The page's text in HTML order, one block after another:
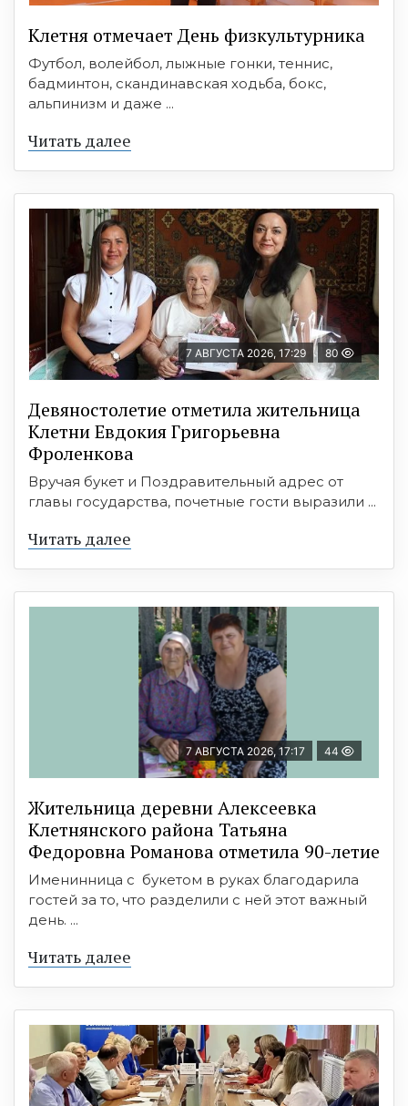
Клетня отмечает День физкультурника
Футбол, волейбол, лыжные гонки, теннис,
бадминтон, скандинавская ходьба, бокс,
альпинизм и даже ...
Читать далее
7 АВГУСТА 2026, 17:29 80
Девяностолетие отметила жительница
Клетни Евдокия Григорьевна
Фроленкова
Вручая букет и Поздравительный адрес от
главы государства, почетные гости выразили ...
Читать далее
7 АВГУСТА 2026, 17:17 44
Жительница деревни Алексеевка
Клетнянского района Татьяна
Федоровна Романова отметила 90-летие
Именинница с букетом в руках благодарила
гостей за то, что разделили с ней этот важный
день. ...
Читать далее